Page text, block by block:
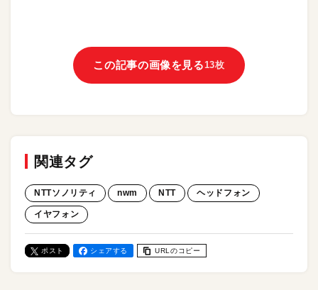
この記事の画像を見る13枚
関連タグ
NTTソノリティ nwm NTT ヘッドフォン
イヤフォン
ポスト シェアする URLのコピー